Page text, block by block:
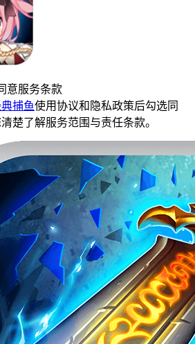
意服务条款
捕鱼使用协议和隐私政策后勾选同
楚了解服务范围与责任条款。